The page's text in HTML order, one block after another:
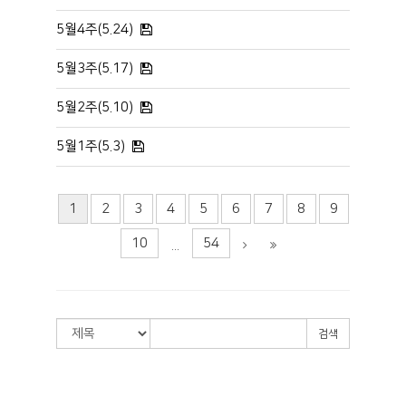
5월4주(5.24)
5월3주(5.17)
5월2주(5.10)
5월1주(5.3)
1 2 3 4 5 6 7 8 9
10 54
검색